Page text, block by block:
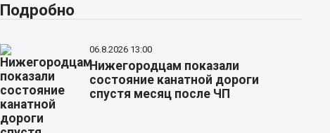
Подробно
06.8.2026 13:00
Нижегородцам показали
состояние канатной дороги
спустя месяц после ЧП